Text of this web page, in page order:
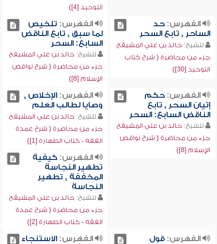
التوحيد [4])
الفهرس:حد
الساحر , تابع السحر
للشيخ: خالد بن علي المشيقح
جزء من محاضرة ( شرح كتاب
التوحيد [30])
الفهرس: تلخيص
لما سبق , تابع الناقض
السابع: السحر
للشيخ: خالد بن علي المشيقح
جزء من محاضرة ( شرح نواقض
الإسلام [8])
الفهرس:حكم
إتيان السحر , تابع
الناقض السابع: السحر
للشيخ: خالد بن علي المشيقح
جزء من محاضرة ( شرح نواقض
الإسلام [8])
الفهرس:الإخلاص ,
وصايا لطالب العلم
للشيخ: خالد بن علي المشيقح
جزء من محاضرة ( شرح عمدة
الفقه - كتاب الطهارة [1])
الفهرس:كيفية
تطهير النجاسة
المخففة , تطهير
النجاسة
للشيخ: خالد بن علي المشيقح
جزء من محاضرة ( شرح عمدة
الفقه - كتاب الطهارة [2])
الفهرس:قول الفهرس:الاستنجاء